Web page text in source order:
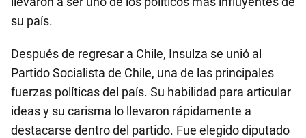
su país.
Después de regresar a Chile, Insulza se unió al
Partido Socialista de Chile, una de las principales
fuerzas políticas del país. Su habilidad para articular
ideas y su carisma lo llevaron rápidamente a
destacarse dentro del partido. Fue elegido diputado